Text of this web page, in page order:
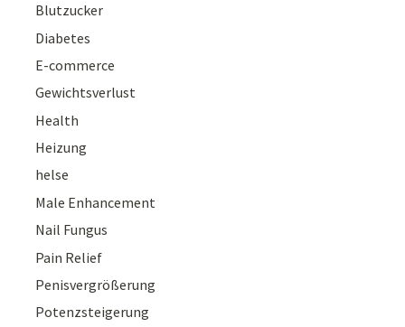
Blutzucker
Diabetes
E-commerce
Gewichtsverlust
Health
Heizung
helse
Male Enhancement
Nail Fungus
Pain Relief
Penisvergrößerung
Potenzsteigerung